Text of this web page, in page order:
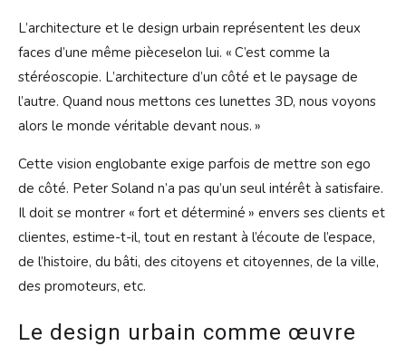
L’architecture et le design urbain repré­sentent les deux
faces d’une même pièceselon lui. « C’est comme la
stéréoscopie. L’architecture d’un côté et le paysage de
l’autre. Quand nous mettons ces lunettes 3D, nous voyons
alors le monde véritable devant nous. »
Cette vision englobante exige parfois de mettre son ego
de côté. Peter Soland n’a pas qu’un seul intérêt à satisfaire.
Il doit se montrer « fort et déterminé » envers ses clients et
clientes, estime-t-il, tout en restant à l’écoute de l’espace,
de l’histoire, du bâti, des citoyens et citoyennes, de la ville,
des promoteurs, etc.
Le design urbain comme œuvre